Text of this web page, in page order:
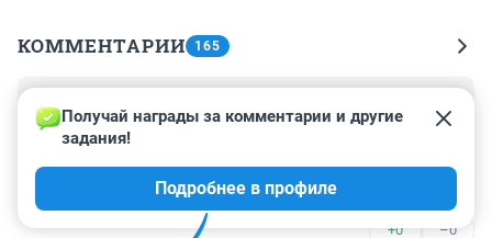
КОММЕНТАРИИ 165
22 марта 2021, 11:00
Нужен парк у озера-котлована зона отдыха,а не
очередной ангар.Юго-Западный очень плохо
смотрится,нет дорожек для занятий спортом,нет
игровых площадок,мало лесных насаждений.Теперь
хотят уничтожить молодые лесные насаждения
+0 –0
Получай награды за комментарии и другие
задания!
Подробнее в профиле